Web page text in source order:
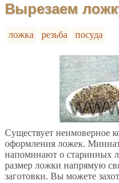
Вырезаем
ложка резьба посуда
Существует неимоверное
оформления ложек.
напоминают о старинных
размер ложки напрямую
заготовки. Вы можете